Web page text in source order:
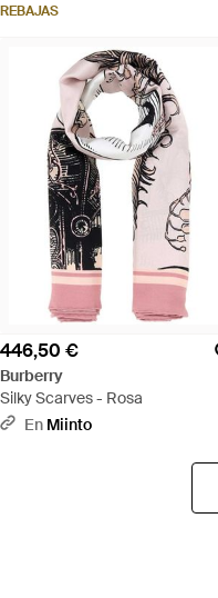
REBAJAS
446,50 €
Burberry
Silky Scarves - Rosa
En Miinto